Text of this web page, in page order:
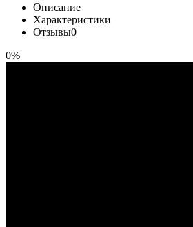
Описание
Характеристики
Отзывы0
0%